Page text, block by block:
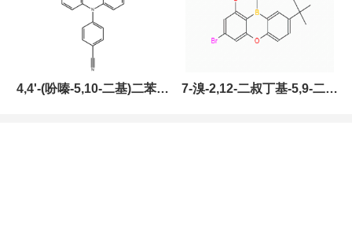
4,4'-(吩嗪-5,10-二基)二苯甲 7-溴-2,12-二叔丁基-5,9-二氧